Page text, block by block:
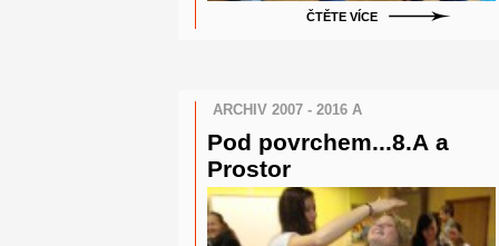
ČTĚTE VÍCE
ARCHIV 2007 - 2016 A
Pod povrchem...8.A a
Prostor